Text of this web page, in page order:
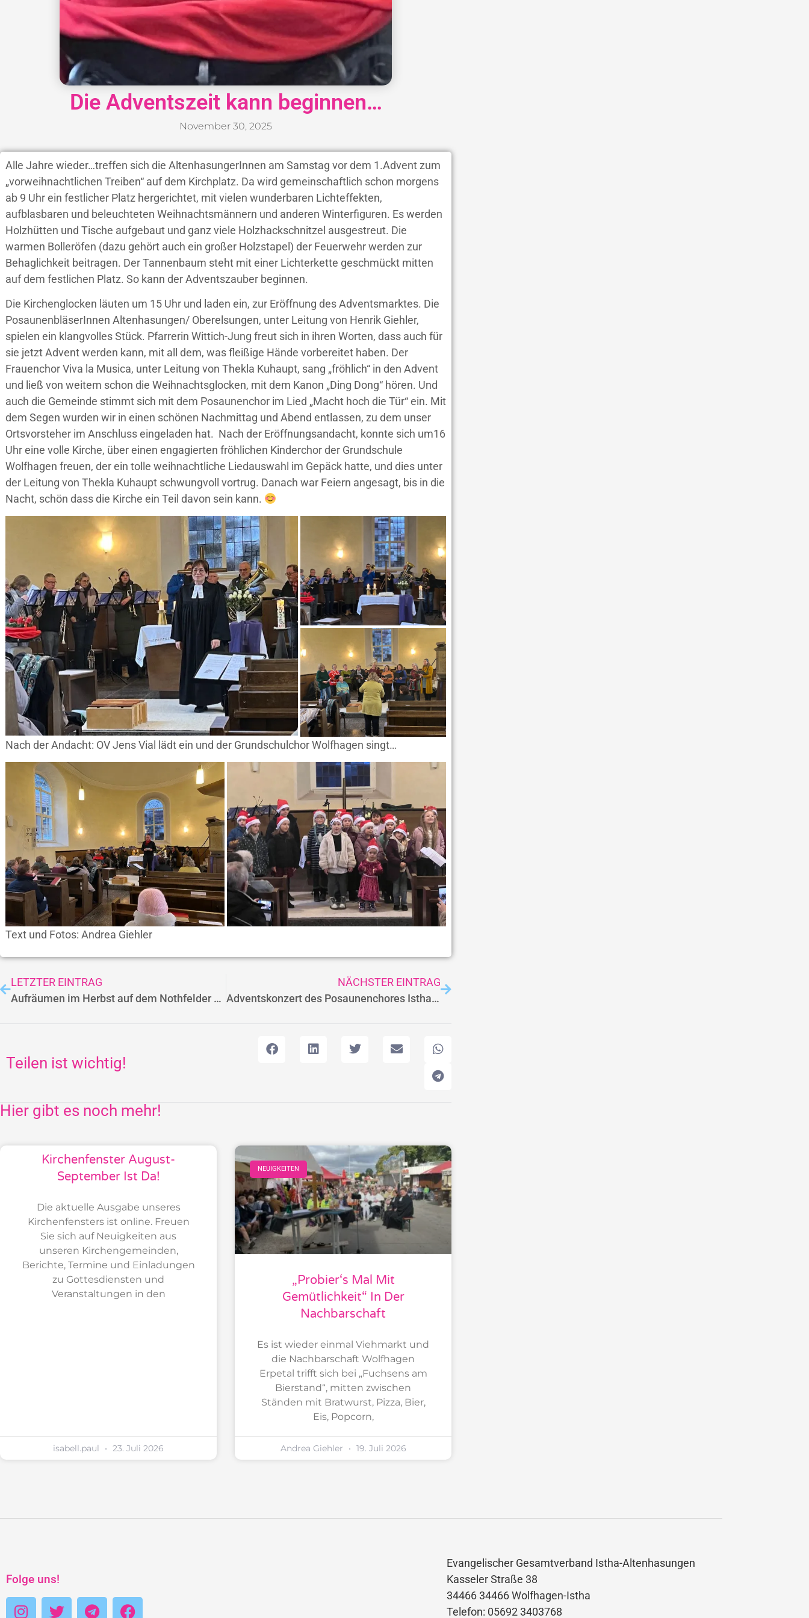
Die Adventszeit kann beginnen…
November 30, 2025
Alle Jahre wieder…treffen sich die AltenhasungerInnen am Samstag vor dem 1.Advent zum
„vorweihnachtlichen Treiben“ auf dem Kirchplatz. Da wird gemeinschaftlich schon morgens
ab 9 Uhr ein festlicher Platz hergerichtet, mit vielen wunderbaren Lichteffekten,
aufblasbaren und beleuchteten Weihnachtsmännern und anderen Winterfiguren. Es werden
Holzhütten und Tische aufgebaut und ganz viele Holzhackschnitzel ausgestreut. Die
warmen Bolleröfen (dazu gehört auch ein großer Holzstapel) der Feuerwehr werden zur
Behaglichkeit beitragen. Der Tannenbaum steht mit einer Lichterkette geschmückt mitten
auf dem festlichen Platz. So kann der Adventszauber beginnen.
Die Kirchenglocken läuten um 15 Uhr und laden ein, zur Eröffnung des Adventsmarktes. Die
PosaunenbläserInnen Altenhasungen/ Oberelsungen, unter Leitung von Henrik Giehler,
spielen ein klangvolles Stück. Pfarrerin Wittich-Jung freut sich in ihren Worten, dass auch für
sie jetzt Advent werden kann, mit all dem, was fleißige Hände vorbereitet haben. Der
Frauenchor Viva la Musica, unter Leitung von Thekla Kuhaupt, sang „fröhlich“ in den Advent
und ließ von weitem schon die Weihnachtsglocken, mit dem Kanon „Ding Dong“ hören. Und
auch die Gemeinde stimmt sich mit dem Posaunenchor im Lied „Macht hoch die Tür“ ein. Mit
dem Segen wurden wir in einen schönen Nachmittag und Abend entlassen, zu dem unser
Ortsvorsteher im Anschluss eingeladen hat. Nach der Eröffnungsandacht, konnte sich um16
Uhr eine volle Kirche, über einen engagierten fröhlichen Kinderchor der Grundschule
Wolfhagen freuen, der ein tolle weihnachtliche Liedauswahl im Gepäck hatte, und dies unter
der Leitung von Thekla Kuhaupt schwungvoll vortrug. Danach war Feiern angesagt, bis in die
Nacht, schön dass die Kirche ein Teil davon sein kann.
Nach der Andacht: OV Jens Vial lädt ein und der Grundschulchor Wolfhagen singt…
Text und Fotos: Andrea Giehler
LETZTER EINTRAG
Aufräumen im Herbst auf dem Nothfelder Friedhof
NÄCHSTER EINTRAG
Adventskonzert des Posaunenchores Istha – Ein Nachmittag voller Klang und Gemeinschaft
Teilen ist wichtig!
Hier gibt es noch mehr!
Kirchenfenster August-
September Ist Da!
Die aktuelle Ausgabe unseres
Kirchenfensters ist online. Freuen
Sie sich auf Neuigkeiten aus
unseren Kirchengemeinden,
Berichte, Termine und Einladungen
zu Gottesdiensten und
Veranstaltungen in den
isabell.paul 23. Juli 2026
NEUIGKEITEN
„Probier‘s Mal Mit
Gemütlichkeit“ In Der
Nachbarschaft
Es ist wieder einmal Viehmarkt und
die Nachbarschaft Wolfhagen
Erpetal trifft sich bei „Fuchsens am
Bierstand“, mitten zwischen
Ständen mit Bratwurst, Pizza, Bier,
Eis, Popcorn,
Andrea Giehler 19. Juli 2026
Folge uns!
Evangelischer Gesamtverband Istha-Altenhasungen
Kasseler Straße 38
34466 34466 Wolfhagen-Istha
Telefon: 05692 3403768